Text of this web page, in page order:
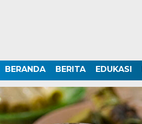
BERANDA BERITA EDUKASI